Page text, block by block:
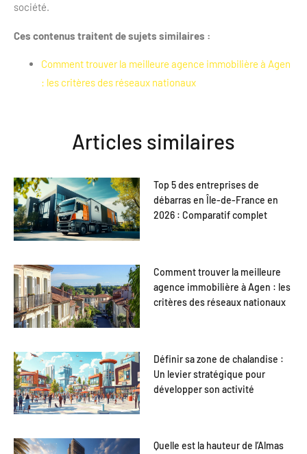
société.
Ces contenus traitent de sujets similaires :
Comment trouver la meilleure agence immobilière à Agen
: les critères des réseaux nationaux
Articles similaires
Top 5 des entreprises de
débarras en Île-de-France en
2026 : Comparatif complet
Comment trouver la meilleure
agence immobilière à Agen : les
critères des réseaux nationaux
Définir sa zone de chalandise :
Un levier stratégique pour
développer son activité
Quelle est la hauteur de l’Almas